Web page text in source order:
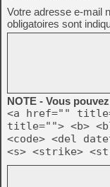
Votre adresse e-mail
obligatoires sont
NOTE - Vous
<a href=""
title=""> <b>
<code> <del
<s> <strike>